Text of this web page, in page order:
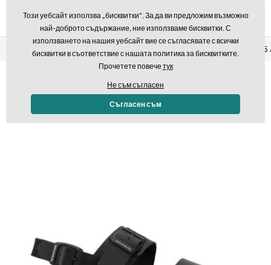
Връщане в рамките на 14 дни Бърза доставка над
Този уебсайт използва „бисквитки“. За да ви предложим възможно
най-доброто съдържание, ние използваме бисквитки. С
използването на нашия уебсайт вие се съгласявате с всички
бисквитки в съответствие с нашата политика за бисквитките.
Прочетете повечетук
Не съм съгласен
Съгласен съм